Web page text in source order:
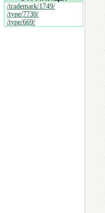
/trademark/1749/
/type/7730/
/type/669/